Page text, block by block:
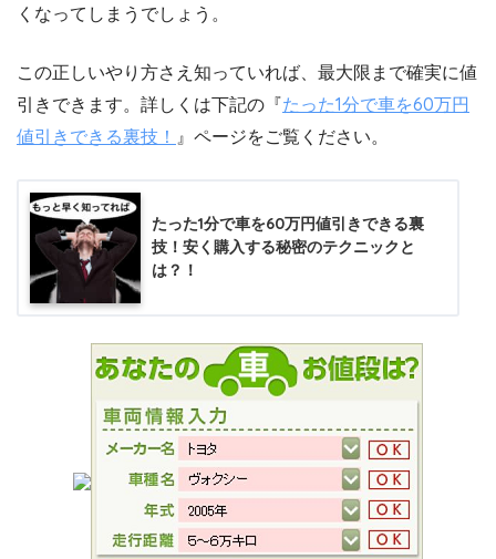
くなってしまうでしょう。
この正しいやり方さえ知っていれば、最大限まで確実に値
引きできます。詳しくは下記の『たった1分で車を60万円
値引きできる裏技！ 』ページをご覧ください。
たった1分で車を60万円値引きできる裏
技！安く購入する秘密のテクニックと
は？！